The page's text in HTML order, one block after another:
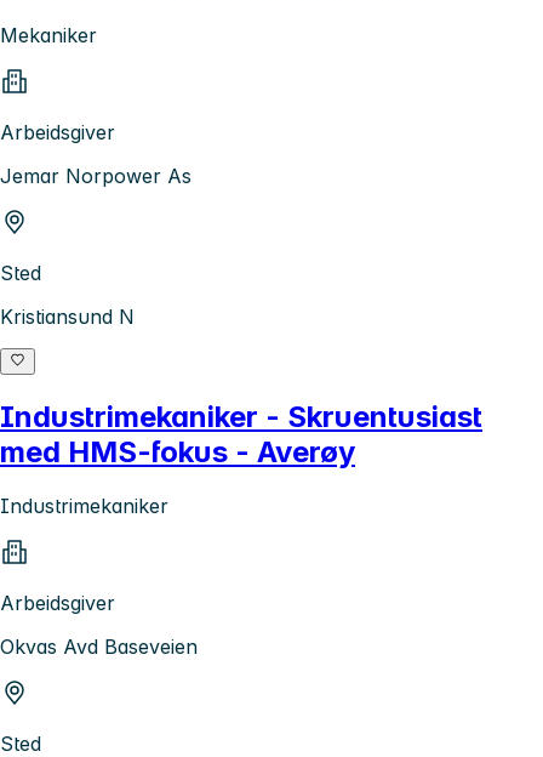
Mekaniker
Arbeidsgiver
Jemar Norpower As
Sted
Kristiansund N
Industrimekaniker - Skruentusiast
med HMS-fokus - Averøy
Industrimekaniker
Arbeidsgiver
Okvas Avd Baseveien
Sted